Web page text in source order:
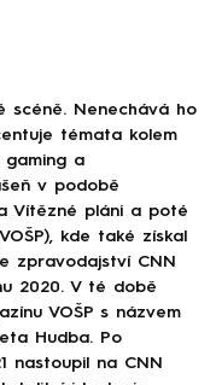
scéně. Nenechává ho
témata kolem
gaming a
v podobě
Vítězné pláni a poté
kde také získal
zpravodajství CNN
2020. V té době
VOŠP s názvem
Hudba. Po
nastoupil na CNN